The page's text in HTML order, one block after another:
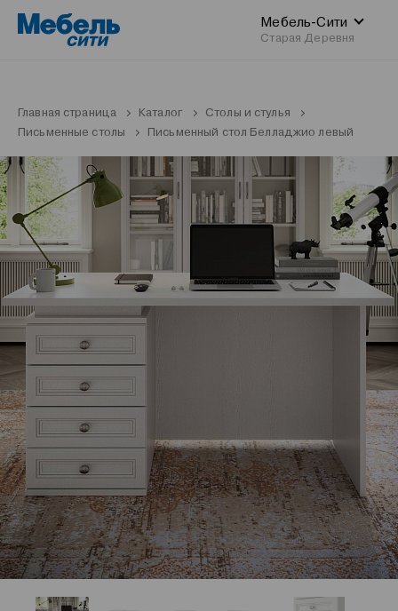
Мебель-Сити
Старая Деревня
Главная страница Каталог
Столы и стулья
Письменные столы
Письменный стол Белладжио левый